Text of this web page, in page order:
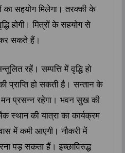
सहयोग मिलेगा। तरक्की के
होगी। म‍ित्रों के सहयोग से
कर सकते हैं।
रहें। सम्पत्ति में वृद्धि हो
प्राप्ति‍ हो सकती है। सन्तान के
प्रसन्न रहेगा। भवन सुख की
स्थान की यात्रा का कार्यक्रम
में कमी आएगी। नौकरी में
पड़ सकता हैं। इच्छाविरुद्ध